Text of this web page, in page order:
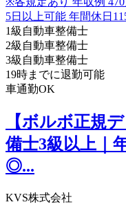
1級自動車整備士
2級自動車整備士
3級自動車整備士
19時までに退勤可能
車通勤OK
【ボルボ正規
備士3級以上｜
◎...
KVS株式会社